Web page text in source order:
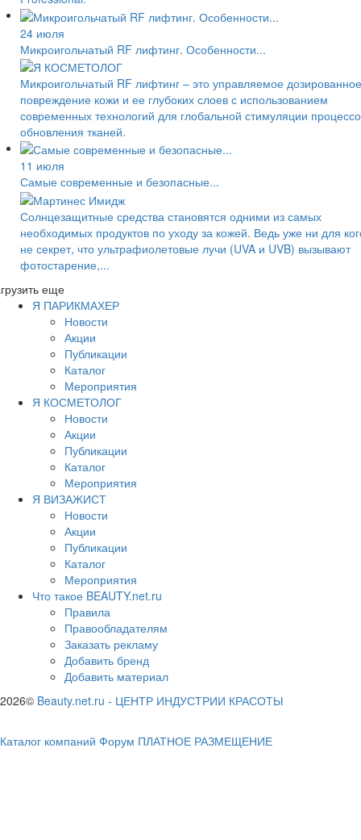
24 июля
Микроигольчатый RF лифтинг. Особенности...
Микроигольчатый RF лифтинг – это управляемое дозированное
повреждение кожи и ее глубоких слоев с использованием
современных технологий для глобальной стимуляции
обновления тканей.
11 июля
Самые современные и безопасные...
Солнцезащитные средства становятся одними из самых
необходимых продуктов по уходу за кожей. Ведь уже ни для
не секрет, что ультрафиолетовые лучи (UVA и UVB) вызывают
фотостарение,...
еще
Я ПАРИКМАХЕР
Новости
Акции
Публикации
Каталог
Мероприятия
Я КОСМЕТОЛОГ
Новости
Акции
Публикации
Каталог
Мероприятия
Я ВИЗАЖИСТ
Новости
Акции
Публикации
Каталог
Мероприятия
Что такое BEAUTY.net.ru
Правила
Правообладателям
Заказать рекламу
Добавить бренд
Добавить материал
2026© Beauty.net.ru - ЦЕНТР ИНДУСТРИИ КРАСОТЫ
Каталог компаний Форум ПЛАТНОЕ РАЗМЕЩЕНИЕ